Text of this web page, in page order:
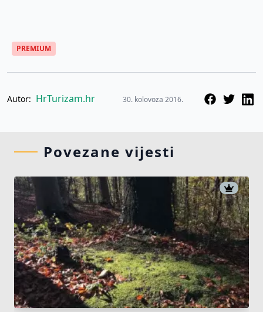
PREMIUM
Autor: HrTurizam.hr 30. kolovoza 2016.
Povezane vijesti